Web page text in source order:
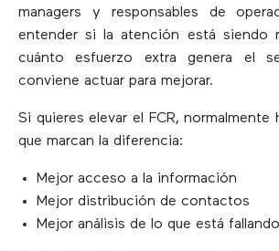
managers y responsables de
entender si la atención está siendo
cuánto esfuerzo extra genera el
conviene actuar para mejorar.
Si quieres elevar el FCR, normalmente
que marcan la diferencia:
Mejor acceso a la información
Mejor distribución de contactos
Mejor análisis de lo que está fallando